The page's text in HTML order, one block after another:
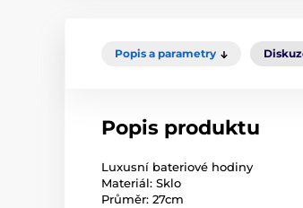
Popis a parametry
Popis produktu
Luxusní bateriové hodiny
Materiál: Sklo
Průměr: 27cm